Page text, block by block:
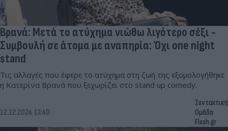
Βρανά: Μετά το ατύχημα νιώθω λιγότερο σέξι -
Συμβουλή σε άτομα με αναπηρία: Όχι one night
stand
Τις αλλαγές που έφερε το ατύχημα στη ζωή της εξομολογήθηκε
η Κατερίνα Βρανά που ξεχωρίζει στο stand up comedy.
12.12.2024 13:40
Συντακτική
Ομάδα
Flash.gr